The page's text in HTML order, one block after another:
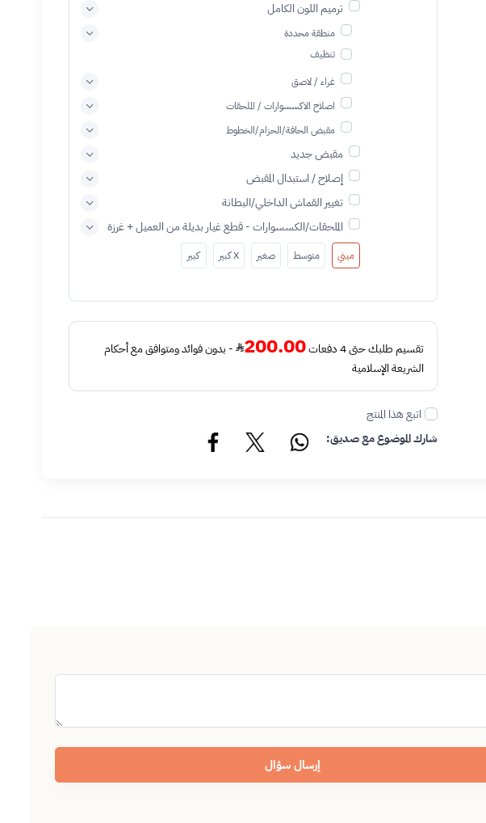
ترميم اللون الكامل
منطقة محددة
تنظيف
غراء / لاصق
اصلاح الاكسسوارات / الملحقات
مقبض الحافة/الحزام/الخطوط
مقبض جديد
إصلاح / استبدال المقبض
تغيير القماش الداخلي/البطانة
الملحقات/الكسسوارات - قطع غيار بديلة من العميل + غرزة
ميني متوسط صغير X كبير كبير
تقسيم طلبك حتى 4 دفعات 200.00 - بدون فوائد ومتوافق مع أحكام
الشريعة الإسلامية
اتبع هذا المنتج
شارك الموضوع مع صديق:
إرسال سؤال